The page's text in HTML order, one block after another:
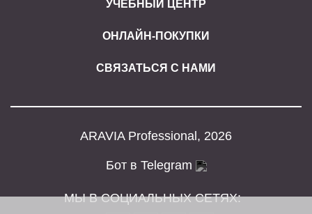
УЧЕБНЫЙ ЦЕНТР
ОНЛАЙН-ПОКУПКИ
СВЯЗАТЬСЯ С НАМИ
ARAVIA Professional, 2026
Бот в Telegram
МЫ В СОЦИАЛЬНЫХ СЕТЯХ: